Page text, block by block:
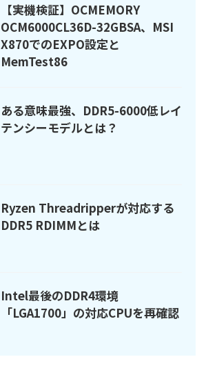
【実機検証】OCMEMORY
OCM6000CL36D-32GBSA、MSI
X870でのEXPO設定と
MemTest86
ある意味最強、DDR5-6000低レイ
テンシーモデルとは？
Ryzen Threadripperが対応する
DDR5 RDIMMとは
Intel最後のDDR4環境
「LGA1700」の対応CPUを再確認